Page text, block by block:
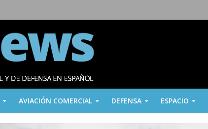
AVIACIÓN COMERCIAL DEFENSA ESPACIO